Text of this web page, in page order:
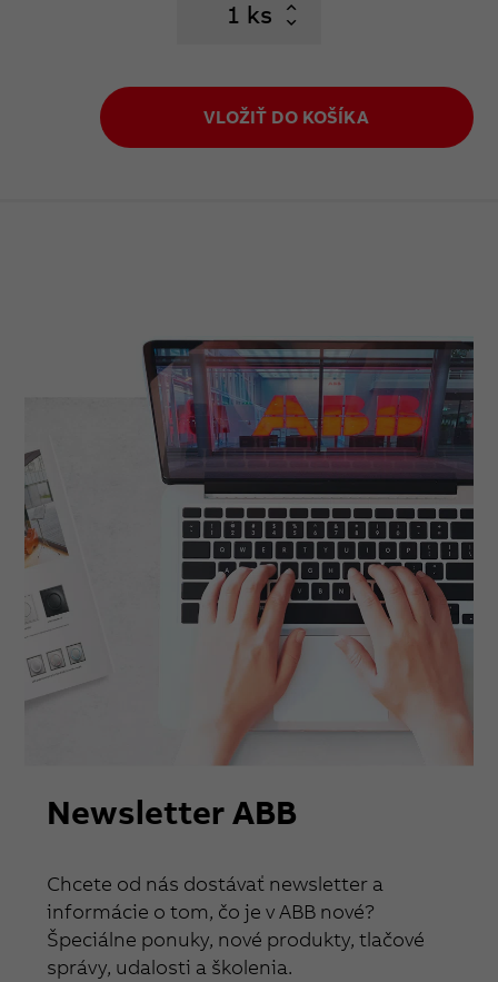
ks
VLOŽIŤ DO KOŠÍKA
Newsletter ABB
Chcete od nás dostávať newsletter a
informácie o tom, čo je v ABB nové?
Špeciálne ponuky, nové produkty, tlačové
správy, udalosti a školenia.